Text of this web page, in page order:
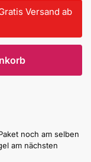
Versand ab
noch am selben
am nächsten